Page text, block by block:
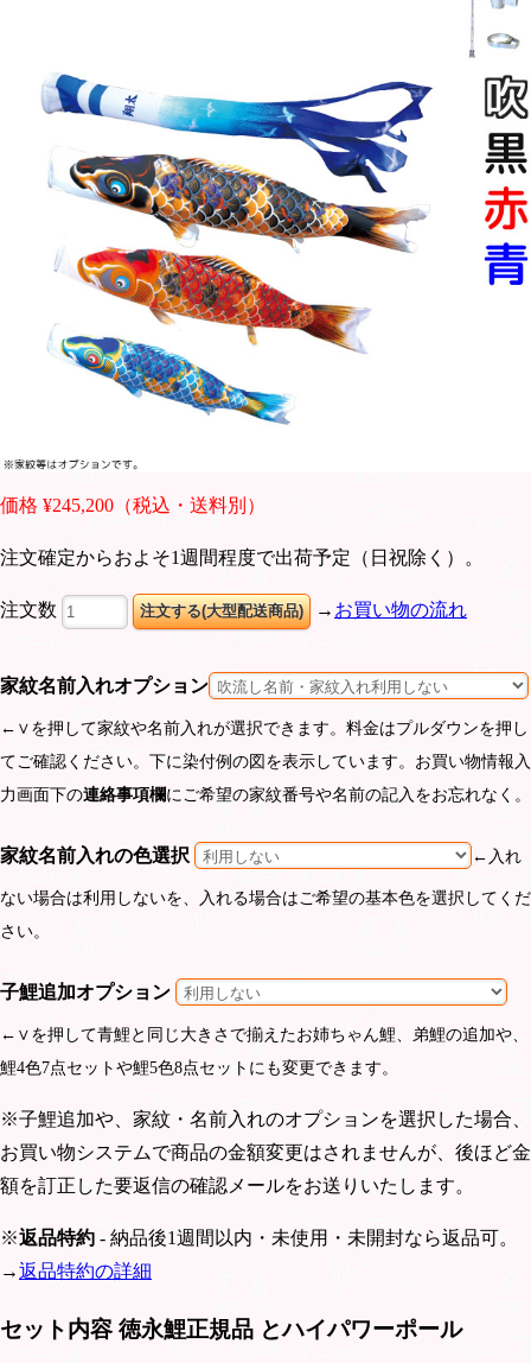
価格 ¥245,200（税込・送料別）
注文確定からおよそ1週間程度で出荷予定（日祝除く）。
注文数 → お買い物の流れ
家紋名前入れオプション
←∨を押して家紋や名前入れが選択できます。料金はプルダウンを押し
てご確認ください。下に染付例の図を表示しています。お買い物情報入
力画面下の連絡事項欄にご希望の家紋番号や名前の記入をお忘れなく。
家紋名前入れの色選択 ←入れ
ない場合は利用しないを、入れる場合はご希望の基本色を選択してくだ
さい。
子鯉追加オプション
←∨を押して青鯉と同じ大きさで揃えたお姉ちゃん鯉、弟鯉の追加や、
鯉4色7点セットや鯉5色8点セットにも変更できます。
※子鯉追加や、家紋・名前入れのオプションを選択した場合、
お買い物システムで商品の金額変更はされませんが、後ほど金
額を訂正した要返信の確認メールをお送りいたします。
※返品特約 - 納品後1週間以内・未使用・未開封なら返品可。
→返品特約の詳細
セット内容 徳永鯉正規品 とハイパワーポール